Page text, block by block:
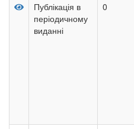
Публікація в
періодичному
виданні
0